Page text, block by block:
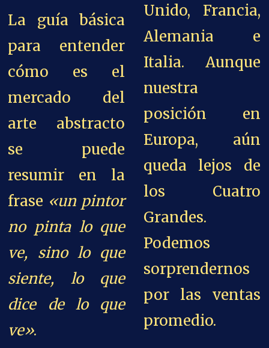
La guía básica
para entender
cómo es el
mercado del
arte abstracto
se puede
resumir en la
frase «un pintor
no pinta lo que
ve, sino lo que
siente, lo que
dice de lo que
ve».
Unido, Francia,
Alemania e
Italia. Aunque
nuestra
posición en
Europa, aún
queda lejos de
los Cuatro
Grandes.
Podemos
sorprendernos
por las ventas
promedio.